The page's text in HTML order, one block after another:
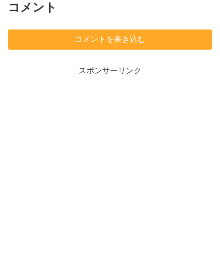
コメント
コメントを書き込む
スポンサーリンク